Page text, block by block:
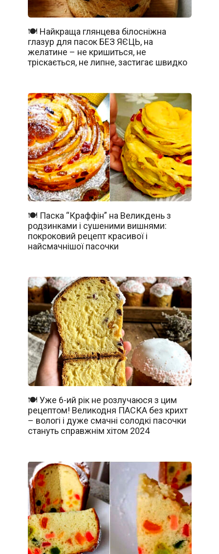
🍽️ Найкраща глянцева білосніжна
глазур для пасок БЕЗ ЯЄЦЬ, на
желатине – не кришиться, не
тріскається, не липне, застигає швидко
🍽️ Паска “Краффін” на Великдень з
родзинками і сушеними вишнями:
покроковий рецепт красивої і
найсмачнішої пасочки
🍽️ Уже 6-ий рік не розлучаюся з цим
рецептом! Великодня ПАСКА без крихт
– вологі і дуже смачні солодкі пасочки
стануть справжнім хітом 2024